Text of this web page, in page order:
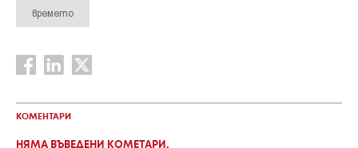
времето
КОМЕНТАРИ
НЯМА ВЪВЕДЕНИ КОМЕТАРИ.